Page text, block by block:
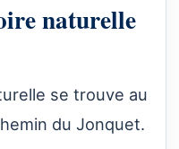
naturelle
se trouve au
du Jonquet.